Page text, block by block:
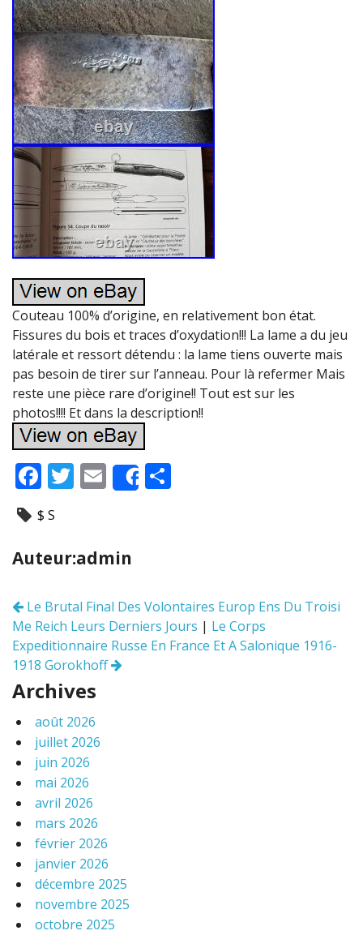
Couteau 100% d’origine, en relativement bon état.
Fissures du bois et traces d’oxydation!!! La lame a du jeu
latérale et ressort détendu : la lame tiens ouverte mais
pas besoin de tirer sur l’anneau. Pour là refermer Mais
reste une pièce rare d’origine!! Tout est sur les
photos!!!! Et dans la description!!
F
ac
e
b
o
k
T
er
E
m
l
Share
$ S
Auteur:admin
Navigation
des
articles
Le Brutal Final Des Volontaires Europ Ens Du Troisi
Me Reich Leurs Derniers Jours | Le Corps
Expeditionnaire Russe En France Et A Salonique 1916-
1918 Gorokhoff
Archives
août 2026
juillet 2026
juin 2026
mai 2026
avril 2026
mars 2026
février 2026
janvier 2026
décembre 2025
novembre 2025
octobre 2025